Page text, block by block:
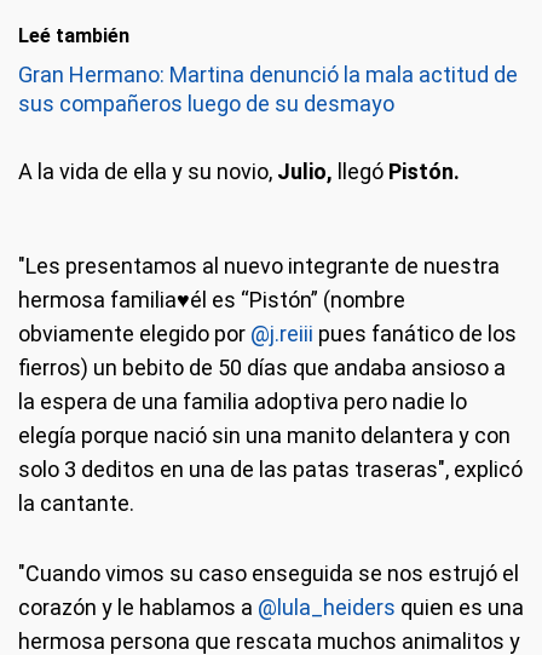
Leé también
Gran Hermano: Martina denunció la mala actitud de
sus compañeros luego de su desmayo
A la vida de ella y su novio, Julio, llegó Pistón.
"Les presentamos al nuevo integrante de nuestra
hermosa familia♥él es “Pistón” (nombre
obviamente elegido por @j.reiii pues fanático de los
fierros) un bebito de 50 días que andaba ansioso a
la espera de una familia adoptiva pero nadie lo
elegía porque nació sin una manito delantera y con
solo 3 deditos en una de las patas traseras", explicó
la cantante.
"Cuando vimos su caso enseguida se nos estrujó el
corazón y le hablamos a @lula_heiders quien es una
hermosa persona que rescata muchos animalitos y